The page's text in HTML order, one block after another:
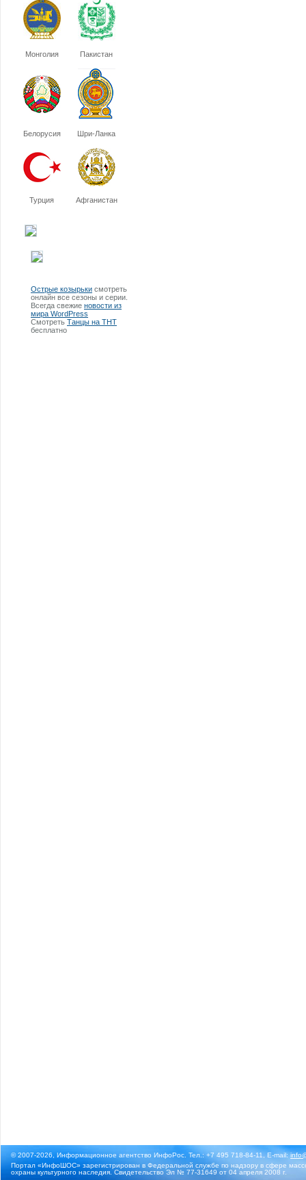
Монголия Пакистан
Белорусия Шри-Ланка
Турция Афганистан
Острые козырьки смотреть
онлайн все сезоны и серии.
Всегда свежие новости из
мира WordPress
Смотреть Танцы на ТНТ
бесплатно
© 2007-2026, Информационное агентство ИнфоРос. Тел.: +7 495 718-84-11, E-mail:
Портал «ИнфоШОС» зарегистрирован в Федеральной службе по надзору в сфере
охраны культурного наследия. Свидетельство Эл № 77-31649 от 04 апреля 2008 г.